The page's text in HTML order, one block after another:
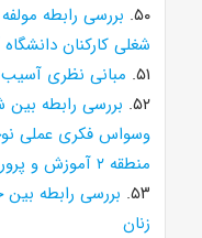
۵۰. بررسی رابطه
شغلی کارکنان دانشگاه
۵۱. مبانی نظری
۵۲. بررسی رابطه بین
وسواس فکری عملی
منطقه ۲ آموزش و پرورش شهر تهران
۵۳. بررسی رابطه
زنان